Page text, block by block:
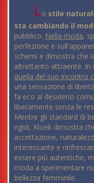
Lo stile
sta cambiando il
pubblico. Nella moda,
perfezione e
schemi e dimostra che
altrettanto attraente. In
quella del suo incontro
una sensazione di
fa eco al desiderio
liberamente senza le
Mentre gli standard di
rigidi, Kloek dimostra
accettazione,
interessante e
essere più autentiche,
moda a sperimentare
bellezza femminile.